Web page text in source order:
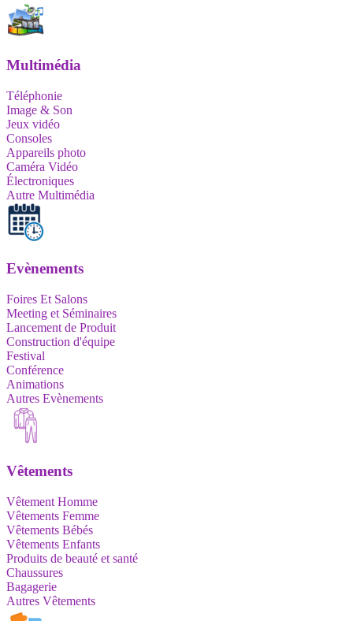
Multimédia
Téléphonie
Image & Son
Jeux vidéo
Consoles
Appareils photo
Caméra Vidéo
Électroniques
Autre Multimédia
Evènements
Foires Et Salons
Meeting et Séminaires
Lancement de Produit
Construction d'équipe
Festival
Conférence
Animations
Autres Evènements
Vêtements
Vêtement Homme
Vêtements Femme
Vêtements Bébés
Vêtements Enfants
Produits de beauté et santé
Chaussures
Bagagerie
Autres Vêtements